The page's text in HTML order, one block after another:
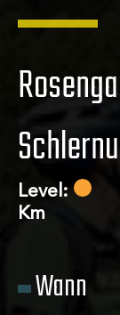
Level:
Km
Wann